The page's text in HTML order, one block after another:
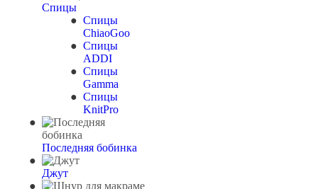
Спицы
Спицы
ChiaoGoo
Спицы
ADDI
Спицы
Gamma
Спицы
KnitPro
Последняя бобинка
Джут